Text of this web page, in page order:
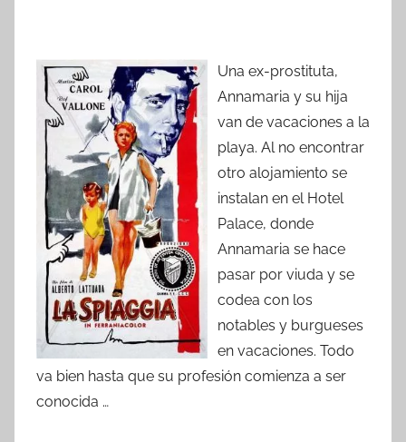
Una ex-prostituta,
Annamaria y su hija
van de vacaciones a la
playa. Al no encontrar
otro alojamiento se
instalan en el Hotel
Palace, donde
Annamaria se hace
pasar por viuda y se
codea con los
notables y burgueses
en vacaciones. Todo
va bien hasta que su profesión comienza a ser
conocida …